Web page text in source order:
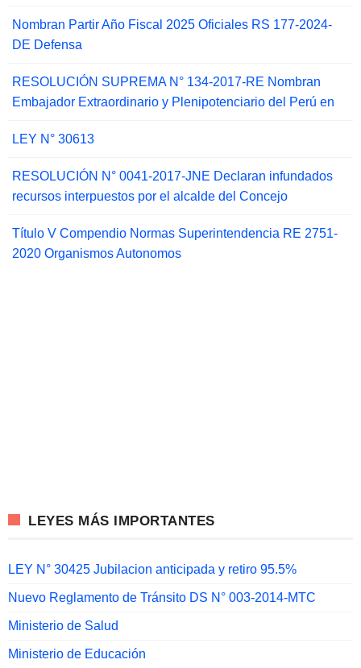
Nombran Partir Año Fiscal 2025 Oficiales RS 177-2024-
DE Defensa
RESOLUCIÓN SUPREMA N° 134-2017-RE Nombran
Embajador Extraordinario y Plenipotenciario del Perú en
LEY N° 30613
RESOLUCIÓN N° 0041-2017-JNE Declaran infundados
recursos interpuestos por el alcalde del Concejo
Título V Compendio Normas Superintendencia RE 2751-
2020 Organismos Autonomos
LEYES MÁS IMPORTANTES
LEY N° 30425 Jubilacion anticipada y retiro 95.5%
Nuevo Reglamento de Tránsito DS N° 003-2014-MTC
Ministerio de Salud
Ministerio de Educación